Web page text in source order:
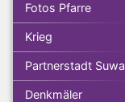
Fotos Pfarre
Krieg
Partnerstadt Suwa
Denkmäler